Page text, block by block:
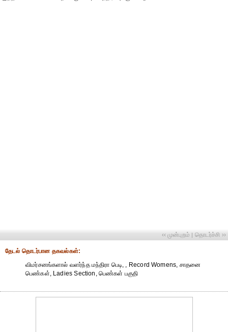
‹‹ முன்புறம் | தொடர்ச்சி ››
தேட‌ல் தொட‌ர்பான தகவ‌ல்க‌ள்:
விமர்சனங்களால் வளர்ந்த மந்திரா பெடி, , Record Womens, சாதனை
பெண்கள், Ladies Section, பெண்கள் பகுதி